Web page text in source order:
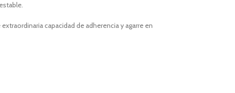
extraordinaria capacidad de adherencia y agarre en